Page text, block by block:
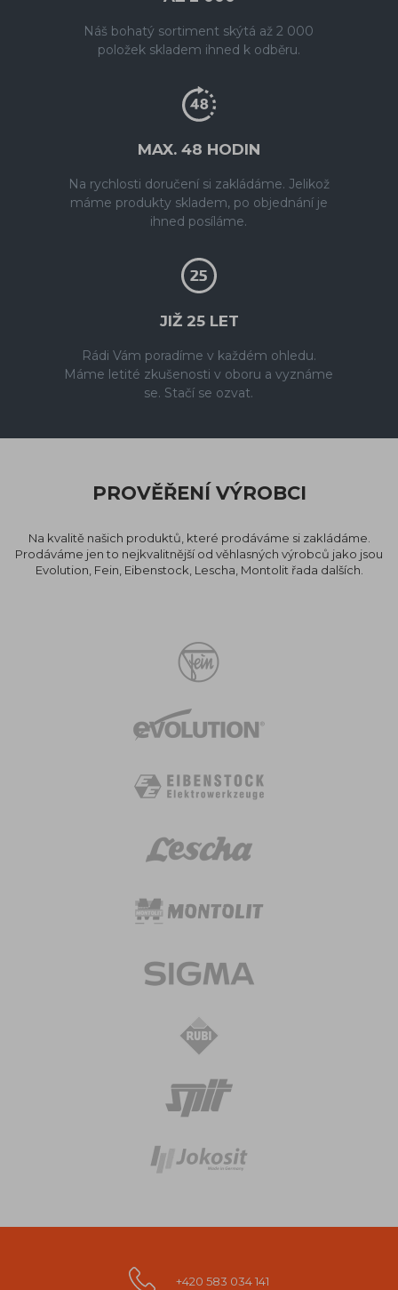
Náš bohatý sortiment skýtá až 2 000
položek skladem ihned k odběru.
MAX. 48 HODIN
Na rychlosti doručení si zakládáme. Jelikož
máme produkty skladem, po objednání je
ihned posíláme.
JIŽ 25 LET
Rádi Vám poradíme v každém ohledu.
Máme letité zkušenosti v oboru a vyznáme
se. Stačí se ozvat.
PROVĚŘENÍ VÝROBCI
Na kvalitě našich produktů, které prodáváme si zakládáme.
Prodáváme jen to nejkvalitnější od věhlasných výrobců jako jsou
Evolution, Fein, Eibenstock, Lescha, Montolit řada dalších.
+420 583 034 141